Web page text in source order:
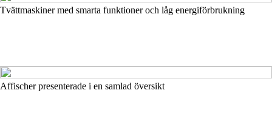
Tvättmaskiner med smarta funktioner och låg energiförbrukning
Affischer presenterade i en samlad översikt